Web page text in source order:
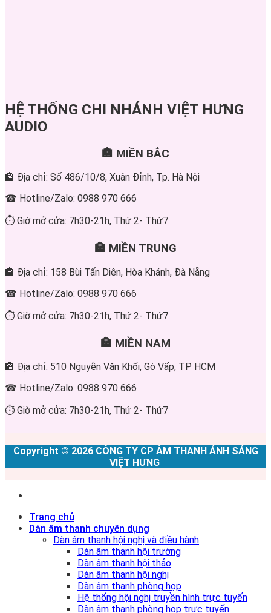
HỆ THỐNG CHI NHÁNH VIỆT HƯNG
AUDIO
🏣 MIỀN BẮC
🏤 Địa chỉ: Số 486/10/8, Xuân Đỉnh, Tp. Hà Nội
☎ Hotline/Zalo: 0988 970 666
⏱ Giờ mở cửa: 7h30-21h, Thứ 2- Thứ7
🏣 MIỀN TRUNG
🏤 Địa chỉ: 158 Bùi Tấn Diên, Hòa Khánh, Đà Nẵng
☎ Hotline/Zalo: 0988 970 666
⏱ Giờ mở cửa: 7h30-21h, Thứ 2- Thứ7
🏣 MIỀN NAM
🏤 Địa chỉ: 510 Nguyễn Văn Khối, Gò Vấp, TP HCM
☎ Hotline/Zalo: 0988 970 666
⏱ Giờ mở cửa: 7h30-21h, Thứ 2- Thứ7
Copyright © 2026 CÔNG TY CP ÂM THANH ÁNH SÁNG
VIỆT HƯNG
Trang chủ
Dàn âm thanh chuyên dụng
Dàn âm thanh hội nghị và điều hành
Dàn âm thanh hội trường
Dàn âm thanh hội thảo
Dàn âm thanh hội nghị
Dàn âm thanh phòng họp
Hệ thống hội nghị truyền hình trực tuyến
Dàn âm thanh phòng họp trực tuyến